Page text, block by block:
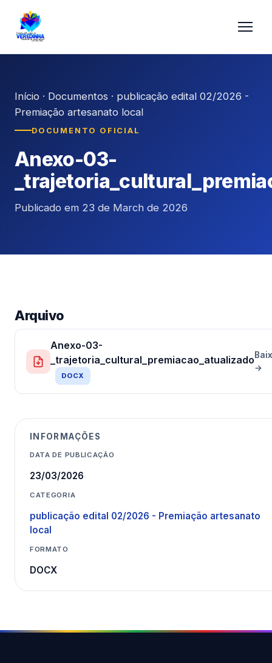
Início · Documentos · publicação edital 02/2026 -
Premiação artesanato local
DOCUMENTO OFICIAL
Anexo-03-
Publicado em 23 de March de 2026
Arquivo
Anexo-03-
_trajetoria_cultural_premiacao_atualizado
DOCX
→
INFORMAÇÕES
DATA DE PUBLICAÇÃO
23/03/2026
CATEGORIA
publicação edital 02/2026 - Premiação artesanato
local
FORMATO
DOCX